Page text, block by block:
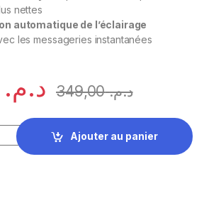
nettes
automatique de l’éclairage
les messageries instantanées
د.م. د.م.349,00
C270 quantity
Ajouter au panier